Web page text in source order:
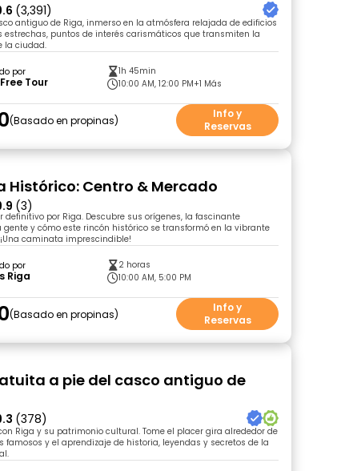
(3,391)
antiguo de Riga, inmerso en la atmósfera relajada de edificios
estrechas, puntos de interés carismáticos que transmiten la
la ciudad.
por
Tour
1h 45min
10:00 AM, 12:00 PM+1 Más
Basado en propinas
Info y
Reservas
Histórico: Centro & Mercado
(3)
definitivo por Riga. Descubre sus orígenes, la fascinante
gente y cómo este rincón histórico se transformó en la vibrante
caminata imprescindible!
por
Riga
2 horas
10:00 AM, 5:00 PM
Basado en propinas
Info y
Reservas
a pie del casco antiguo de
(378)
Riga y su patrimonio cultural. Tome el placer gira alrededor de
famosos y el aprendizaje de historia, leyendas y secretos de la